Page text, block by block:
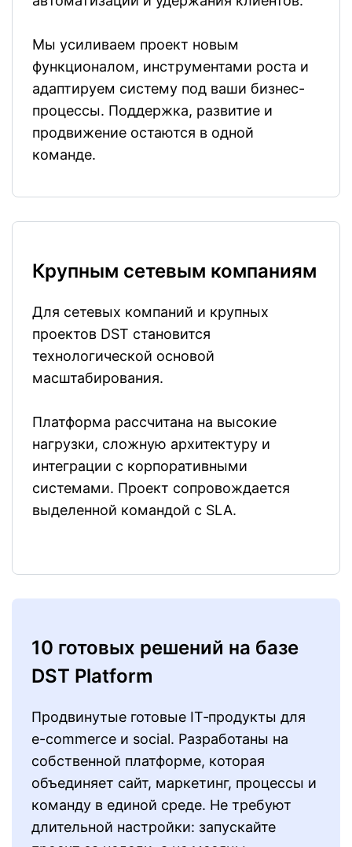
Мы усиливаем проект новым
функционалом, инструментами роста и
адаптируем систему под ваши бизнес-
процессы. Поддержка, развитие и
продвижение остаются в одной
команде.
Крупным сетевым компаниям
Для сетевых компаний и крупных
проектов DST становится
технологической основой
масштабирования.
Платформа рассчитана на высокие
нагрузки, сложную архитектуру и
интеграции с корпоративными
системами. Проект сопровождается
выделенной командой с SLA.
10 готовых решений на базе
DST Platform
Продвинутые готовые IT‑продукты для
e-commerce и social. Разработаны на
собственной платформе, которая
объединяет сайт, маркетинг, процессы и
команду в единой среде. Не требуют
длительной настройки: запускайте